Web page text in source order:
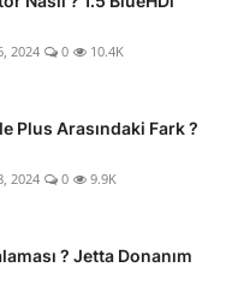
2024 0 10.4K
Plus Arasındaki Fark ?
2024 0 9.9K
? Jetta Donanım